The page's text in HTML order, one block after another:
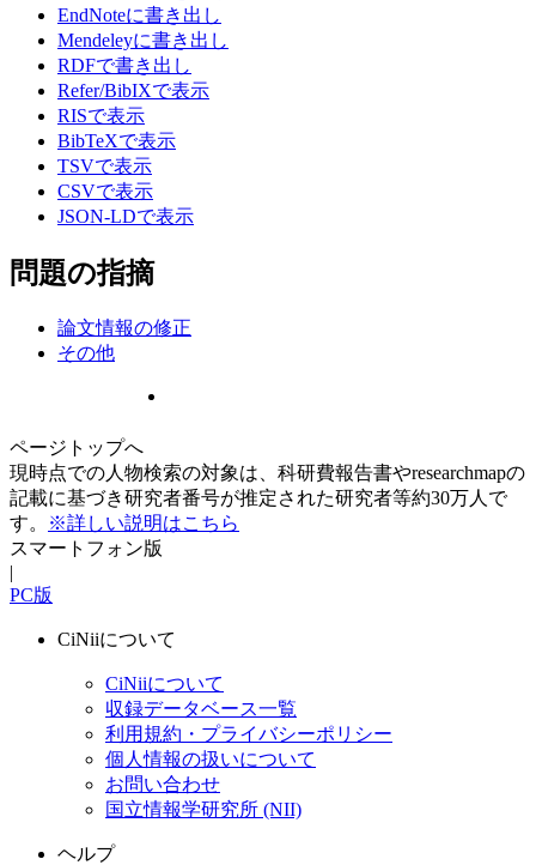
EndNoteに書き出し
Mendeleyに書き出し
RDFで書き出し
Refer/BibIXで表示
RISで表示
BibTeXで表示
TSVで表示
CSVで表示
JSON-LDで表示
問題の指摘
論文情報の修正
その他
ページトップへ
現時点での人物検索の対象は、科研費報告書やresearchmapの
記載に基づき研究者番号が推定された研究者等約30万人で
す。
※詳しい説明はこちら
スマートフォン版
|
PC版
CiNiiについて
CiNiiについて
収録データベース一覧
利用規約・プライバシーポリシー
個人情報の扱いについて
お問い合わせ
国立情報学研究所 (NII)
ヘルプ